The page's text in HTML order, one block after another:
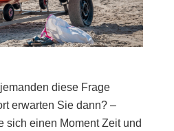
diese Frage
erwarten Sie dann? –
sich einen Moment Zeit und